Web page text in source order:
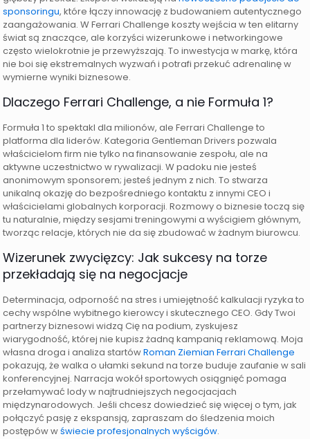
sponsoringu, które łączy innowację z budowaniem autentycznego
zaangażowania. W Ferrari Challenge koszty wejścia w ten elitarny
świat są znaczące, ale korzyści wizerunkowe i networkingowe
często wielokrotnie je przewyższają. To inwestycja w markę, która
nie boi się ekstremalnych wyzwań i potrafi przekuć adrenalinę w
wymierne wyniki biznesowe.
Dlaczego Ferrari Challenge, a nie Formuła 1?
Formuła 1 to spektakl dla milionów, ale Ferrari Challenge to
platforma dla liderów. Kategoria Gentleman Drivers pozwala
właścicielom firm nie tylko na finansowanie zespołu, ale na
aktywne uczestnictwo w rywalizacji. W padoku nie jesteś
anonimowym sponsorem; jesteś jednym z nich. To stwarza
unikalną okazję do bezpośredniego kontaktu z innymi CEO i
właścicielami globalnych korporacji. Rozmowy o biznesie toczą się
tu naturalnie, między sesjami treningowymi a wyścigiem głównym,
tworząc relacje, których nie da się zbudować w żadnym biurowcu.
Wizerunek zwycięzcy: Jak sukcesy na torze
przekładają się na negocjacje
Determinacja, odporność na stres i umiejętność kalkulacji ryzyka to
cechy wspólne wybitnego kierowcy i skutecznego CEO. Gdy Twoi
partnerzy biznesowi widzą Cię na podium, zyskujesz
wiarygodność, której nie kupisz żadną kampanią reklamową. Moja
własna droga i analiza startówRoman Ziemian Ferrari Challenge
pokazują, że walka o ułamki sekund na torze buduje zaufanie w sali
konferencyjnej. Narracja wokół sportowych osiągnięć pomaga
przełamywać lody w najtrudniejszych negocjacjach
międzynarodowych. Jeśli chcesz dowiedzieć się więcej o tym, jak
połączyć pasję z ekspansją, zapraszam do śledzenia moich
postępów wświecie profesjonalnych wyścigów.